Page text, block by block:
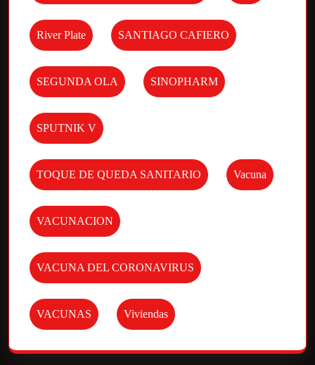
River Plate SANTIAGO CAFIERO
SEGUNDA OLA SINOPHARM
SPUTNIK V
TOQUE DE QUEDA SANITARIO Vacuna
VACUNACION
VACUNA DEL CORONAVIRUS
VACUNAS Viviendas